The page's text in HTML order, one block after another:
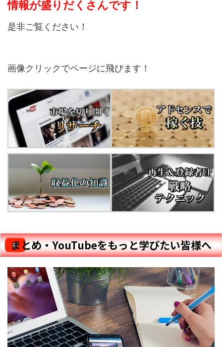
情報が盛りだくさんです！
是非ご覧ください！
画像クリックでページに飛びます！
まとめ・YouTubeをもっと学びたい皆様へ